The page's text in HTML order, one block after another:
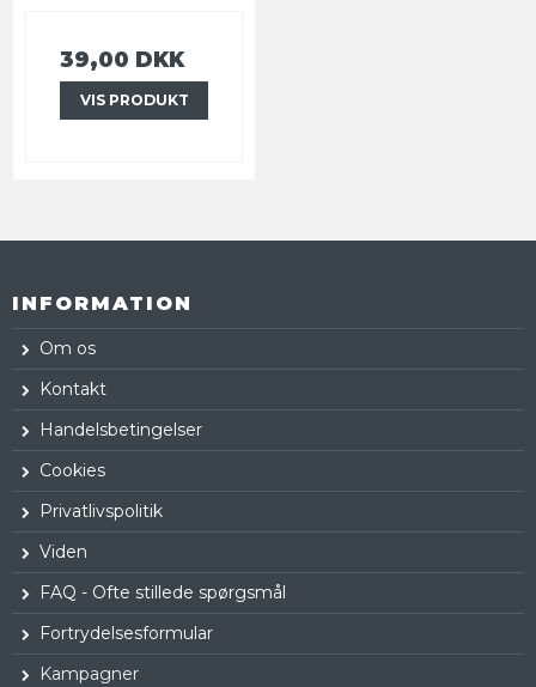
39,00 DKK
VIS PRODUKT
INFORMATION
Om os
Kontakt
Handelsbetingelser
Cookies
Privatlivspolitik
Viden
FAQ - Ofte stillede spørgsmål
Fortrydelsesformular
Kampagner